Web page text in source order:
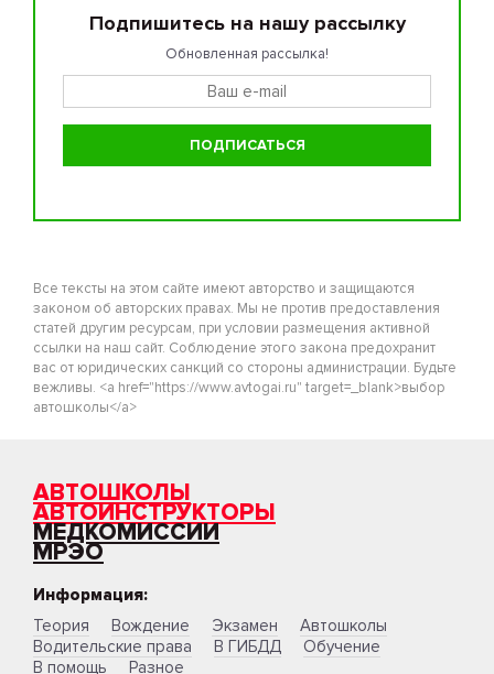
Подпишитесь на нашу рассылку
Обновленная рассылка!
Все тексты на этом сайте имеют авторство и защищаются
законом об авторских правах. Мы не против предоставления
статей другим ресурсам, при условии размещения активной
ссылки на наш сайт. Соблюдение этого закона предохранит
вас от юридических санкций со стороны администрации. Будьте
вежливы. <a href="https://www.avtogai.ru" target=_blank>выбор
автошколы</a>
АВТОШКОЛЫ
АВТОИНСТРУКТОРЫ
МЕДКОМИССИИ
МРЭО
Информация:
Теория
Вождение Экзамен
Автошколы
Водительские права
В ГИБДД
Обучение
В помощь
Разное